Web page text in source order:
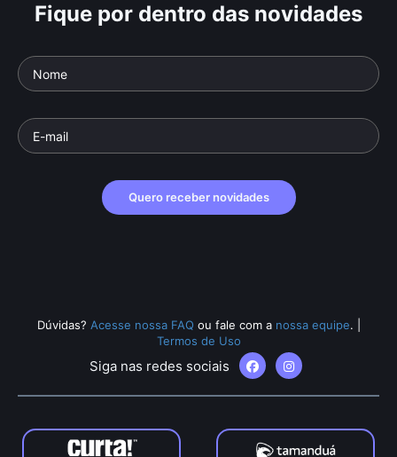
Fique por dentro das novidades
Quero receber novidades
Dúvidas? Acesse nossa FAQ ou fale com a nossa equipe.
Termos de Uso
Siga nas redes sociais